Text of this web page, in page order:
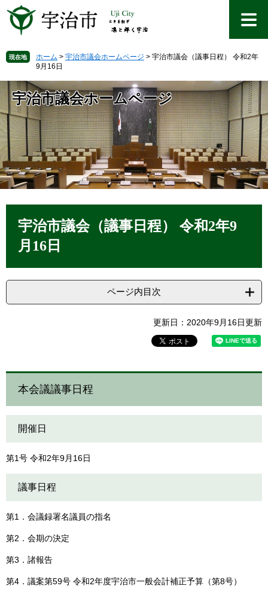
先
で
す
。
を
ば
し
て
本
文
へ
現在地 ホーム > 宇治市議会ホームページ > 宇治市議会（議事日程） 令和2年
9月16日
宇治市議会ホームページ
宇治市議会（議事日程） 令和2年9
月16日
ページ内目次
更新日：2020年9月16日更新
本会議議事日程
開催日
第1号 令和2年9月16日
議事日程
第1．会議録署名議員の指名
第2．会期の決定
第3．諸報告
第4．議案第59号 令和2年度宇治市一般会計補正予算（第8号）